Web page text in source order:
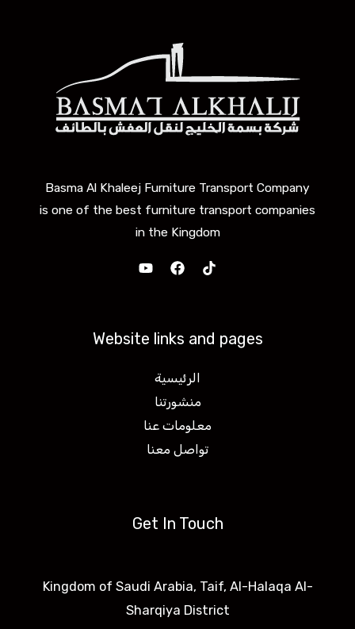
Basma Al Khaleej Furniture Transport Company
is one of the best furniture transport companies
in the Kingdom
Website links and pages
الرئيسية
منشورتنا
معلومات عنا
تواصل معنا
Get In Touch
Kingdom of Saudi Arabia, Taif, Al-Halaqa Al-
Sharqiya District